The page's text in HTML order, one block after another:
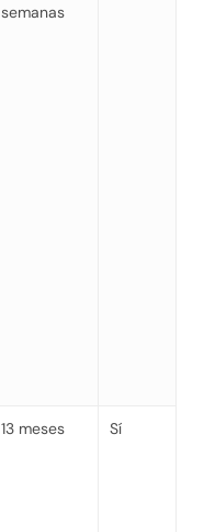
semanas
13 meses Sí